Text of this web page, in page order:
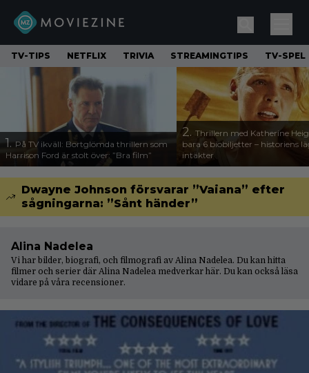
TV-TIPS NETFLIX TRIVIA STREAMINGTIPS TV-SPEL
1. På TV ikväll: Bortglömda thrillern som
Harrison Ford är stolt över: ”Bra film”
2. Thrillern med Katherine
bara 6 biobiljetter – historiens
intäkter
Dwayne Johnson försvarar ”Vaiana” efter
sågningarna: ”Sånt händer”
Alina Nadelea
Vi har bilder, biografi, och filmografi av Alina Nadelea. Du kan hitta
filmer och serier där Alina Nadelea medverkar här. Du kan också läsa
vidare på våra recensioner.